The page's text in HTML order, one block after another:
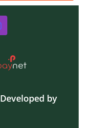
Developed by